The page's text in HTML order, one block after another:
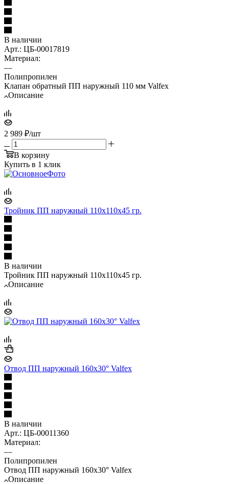
В наличии
Арт.: ЦБ-00017819
Материал:
—
Полипропилен
Клапан обратный ПП наружный 110 мм Valfex
Описание
2 989 ₽/шт
В корзину
Купить в 1 клик
Тройник ПП наружный 110х110х45 гр.
В наличии
Тройник ПП наружный 110х110х45 гр.
Описание
Отвод ПП наружный 160х30° Valfex
В наличии
Арт.: ЦБ-00011360
Материал:
—
Полипропилен
Отвод ПП наружный 160х30° Valfex
Описание